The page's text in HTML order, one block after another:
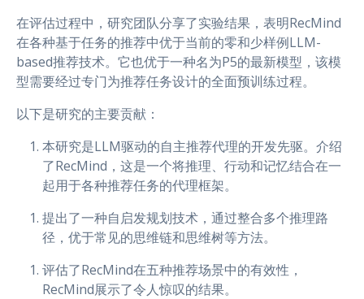
在评估过程中，研究团队分享了实验结果，表明RecMind
在各种基于任务的推荐中优于当前的零和少样例LLM-
based推荐技术。它也优于一种名为P5的最新模型，该模
型需要经过专门为推荐任务设计的全面预训练过程。
以下是研究的主要贡献：
本研究是LLM驱动的自主推荐代理的开发先驱。介绍
了RecMind，这是一个将推理、行动和记忆结合在一
起用于各种推荐任务的代理框架。
提出了一种自启发规划技术，通过整合多个推理路
径，优于常见的思维链和思维树等方法。
评估了RecMind在五种推荐场景中的有效性，
RecMind展示了令人惊叹的结果。